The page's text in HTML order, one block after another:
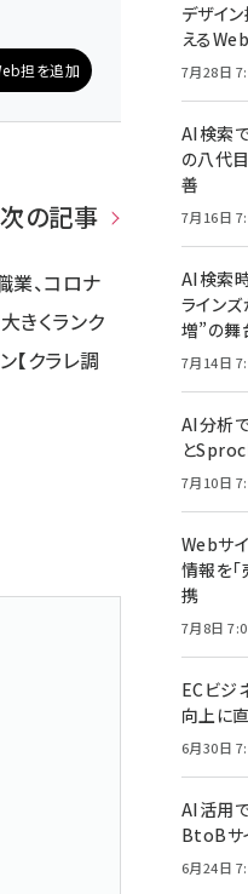
担を追加
次の記事
、コロナ
きくランク
【クラレ調
デザイ
える
7月28日
AI検索
の八代
善
7月16日
AI検索
ライン
増”の舞
7月14日
AI分析
と
7月10日
Webサ
情報を
携
7月8日
ECビジ
向上に
6月30日
AI活用
BtoBサ
6月24日